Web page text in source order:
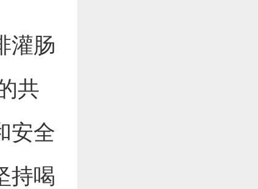
灌肠
共
安全
持喝